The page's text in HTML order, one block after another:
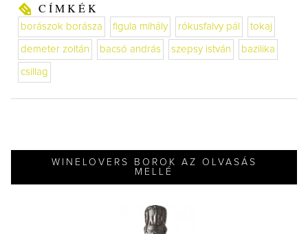
CÍMKÉK
borászok borásza figula mihály rókusfalvy pál tokaj
demeter zoltán bacsó andrás szepsy istván bazilika
csillag
WINELOVERS BOROK AZ OLVASÁS
MELLÉ